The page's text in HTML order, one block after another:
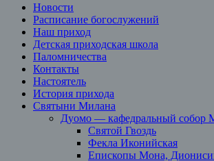
Новости
Расписание богослужений
Наш приход
Детская приходская школа
Паломничества
Контакты
Настоятель
История прихода
Святыни Милана
Дуомо — кафедральный собор
Святой Гвоздь
Фекла Иконийская
Епископы Мона,